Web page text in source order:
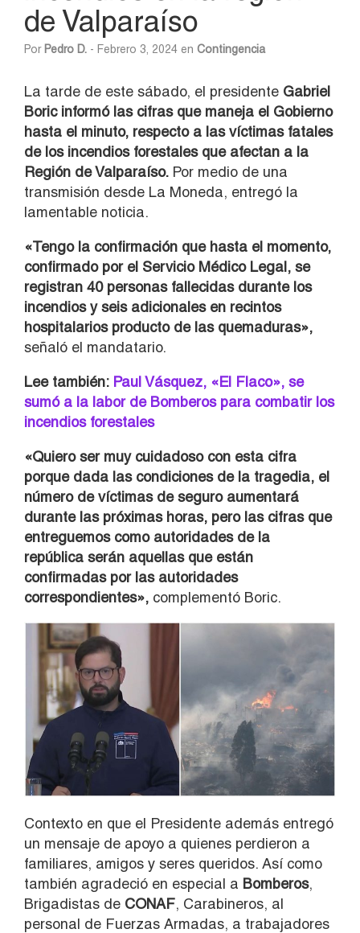
de Valparaíso
Por Pedro D. - Febrero 3, 2024 en Contingencia
La tarde de este sábado, el presidente Gabriel
Boric informó las cifras que maneja el Gobierno
hasta el minuto, respecto a las víctimas fatales
de los incendios forestales que afectan a la
Región de Valparaíso. Por medio de una
transmisión desde La Moneda, entregó la
lamentable noticia.
«Tengo la confirmación que hasta el momento,
confirmado por el Servicio Médico Legal, se
registran 40 personas fallecidas durante los
incendios y seis adicionales en recintos
hospitalarios producto de las quemaduras»,
señaló el mandatario.
Lee también: Paul Vásquez, «El Flaco», se
sumó a la labor de Bomberos para combatir los
incendios forestales
«Quiero ser muy cuidadoso con esta cifra
porque dada las condiciones de la tragedia, el
número de víctimas de seguro aumentará
durante las próximas horas, pero las cifras que
entreguemos como autoridades de la
república serán aquellas que están
confirmadas por las autoridades
correspondientes», complementó Boric.
Contexto en que el Presidente además entregó
un mensaje de apoyo a quienes perdieron a
familiares, amigos y seres queridos. Así como
también agradeció en especial a Bomberos,
Brigadistas de CONAF, Carabineros, al
personal de Fuerzas Armadas, a trabajadores